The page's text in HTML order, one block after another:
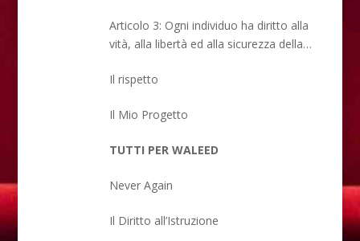
Articolo 3: Ogni individuo ha diritto alla
vità, alla libertà ed alla sicurezza della
Il rispetto
Il Mio Progetto
TUTTI PER WALEED
Never Again
Il Diritto all’Istruzione